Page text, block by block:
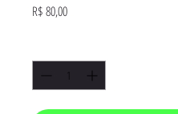
R$ 80,00Preço